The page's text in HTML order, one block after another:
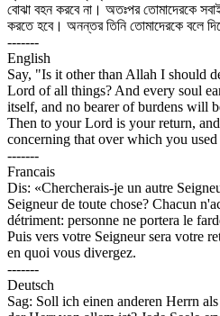
বোঝা বহন করবে না। অতঃপর তোমাদেরকে
করতে হবে। অনন্তর তিনি তোমাদেরকে বলে
-------
English
Say, "Is it other than Allah I should
Lord of all things? And every soul
itself, and no bearer of burdens will
Then to your Lord is your return,
concerning that over which you
-------
Francais
Dis: «Chercherais-je un autre
Seigneur de toute chose? Chacun
détriment: personne ne portera le
Puis vers votre Seigneur sera votre
en quoi vous divergez.
-------
Deutsch
Sag: Soll ich einen anderen Herrn